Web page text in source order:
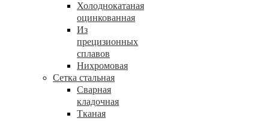
Холоднокатаная
оцинкованная
Из
прецизионных
сплавов
Нихромовая
Сетка стальная
Сварная
кладочная
Тканая